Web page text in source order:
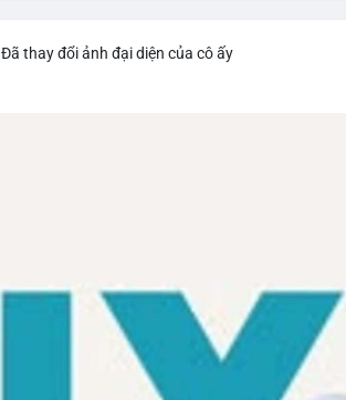
Đã thay đổi ảnh đại diện của cô ấy